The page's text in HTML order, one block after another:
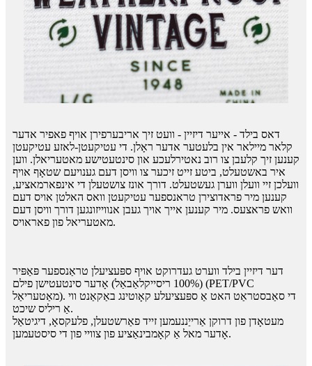
דאס בילד - אייער דיזיין - וועט זיך אריבערפירן אויף פאפיר אדער
קלאר מיילאר אין בלעטער אדער ראָלן. די עטיקעטן-לאזע עטיקעטן
קענען זיך קלעבן צו רוב נאטירלעכע און סינטעטישע מאטעריאלן. ווען
איר באשטעלט, ביטע זייט זיכער צו וויסן דעם גענויעם שטאָף אויף
וועלכן זיי וועלן ווערן געשטעלט. דורך אונז צושטעלן די אינפארמאציע,
קענען מיר פראדוצירן טראנספער עטיקעטן וואס האלטן אויס דעם
וואש פראצעס. מיר קענען אייך אויך געבן אנווייזונגען דורך וויסן דעם
מאטעריאל פון פאראויס.
דער דיזיין בילד ווערט געדרוקט אויף ספּעציעלן טראַנספער פּאַפּיר
(100% ריסייקלאַבאַל) אָדער סינטעטישן פילם (PET/PVC
מאַטעריאַל). די סאַבסטראַט האט אַ ספּעציעלע קאָוטינג באַקאַנט ווי
אַ ריליס שיכט.
מעטאָדן פון דרוקן אַרייַננעמען זייד פאַרשטעלן, פלעקסאָ, דיגיטאַל
אָדער מאל אַ קאָמבינאַציע פון ​​צוויי פון די סיסטעמען.